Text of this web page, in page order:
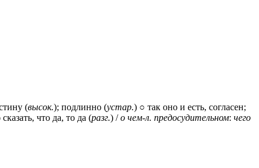
(высок.); подлинно (устар.) ○ так оно и есть, согласен;
что да, то да (разг.) /о чем-л. предосудительном: чего